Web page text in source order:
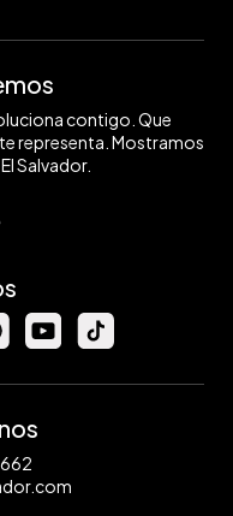
contigo. Que
representa. Mostramos
Salvador.